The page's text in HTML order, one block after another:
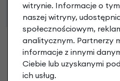
zdolności kredytowej.
Klienci zadali
witrynie. Informacje o
naszej witryny,
społecznościowym,
analitycznym. Partnerzy
informacje z innymi
Ciebie lub uzyskanymi
ich usług.